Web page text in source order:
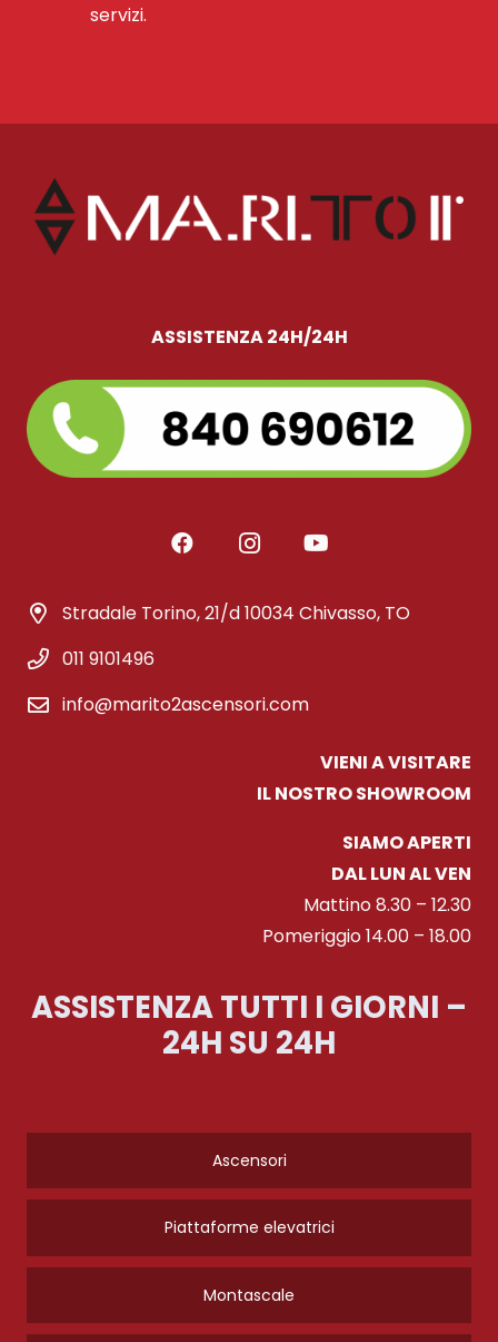
servizi.
ASSISTENZA 24H/24H
Stradale Torino, 21/d 10034 Chivasso, TO
011 9101496
info@marito2ascensori.com
VIENI A VISITARE
IL NOSTRO SHOWROOM
SIAMO APERTI
DAL LUN AL VEN
Mattino 8.30 – 12.30
Pomeriggio 14.00 – 18.00
ASSISTENZA TUTTI I GIORNI –
24H SU 24H
Ascensori
Piattaforme elevatrici
Montascale